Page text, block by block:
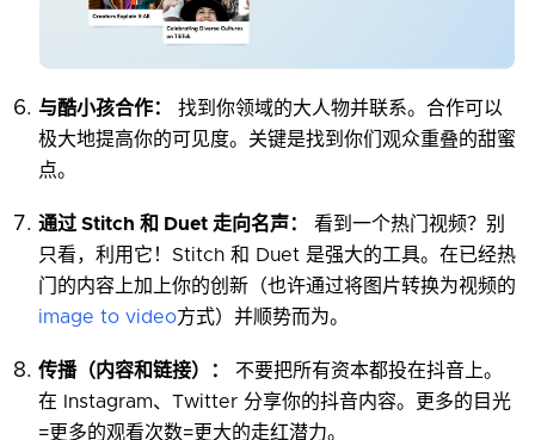
与酷小孩合作：
找到你领域的大人物并联系。合作可以
极大地提高你的可见度。关键是找到你们观众重叠的甜蜜
点。
通过 Stitch 和 Duet 走向名声：
看到一个热门视频？别
只看，利用它！Stitch 和 Duet 是强大的工具。在已经热
门的内容上加上你的创新（也许通过将图片转换为视频的
image to video方式）并顺势而为。
传播（内容和链接）：
不要把所有资本都投在抖音上。
在 Instagram、Twitter 分享你的抖音内容。更多的目光
=更多的观看次数=更大的走红潜力。